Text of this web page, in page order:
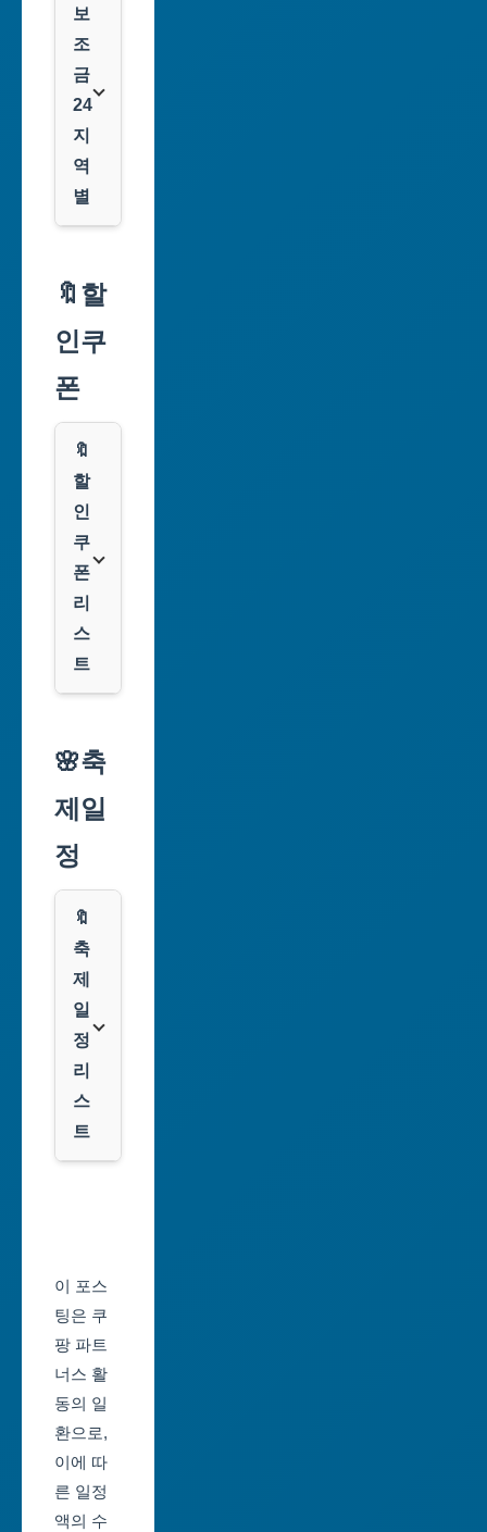
보
조
금
24
지
역
별
울
특
별
부
산
광
역
시
대
인
광
역
주
광
역
시
대
전
광
광
역
시
세
종
특
🔖할
인쿠
폰
🔖
할
인
쿠
폰
리
스
트
리
스
레
쿠
팡
클
룩
🌸축
제일
정
🔖
축
제
일
정
리
스
트
일
정
부
산
제
이 포스
팅은 쿠
팡 파트
너스 활
동의 일
환으로,
이에 따
른 일정
액의 수